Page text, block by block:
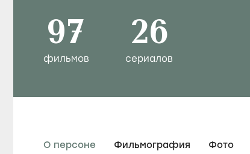
97
фильмов
26
сериалов
О персоне Фильмография Фото